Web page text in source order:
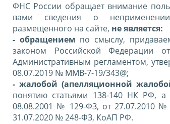
ФНС России обращает внимание
вами сведения о
размещенного на сайте, не является:
- обращением по смыслу,
законом Российской
Административным регламентом,
08.07.2019 № ММВ-7-19/343@;
- жалобой (апелляционной
понятию статьями 138-140 НК РФ,
08.08.2001 № 129-ФЗ, от 27.07.2010
31.07.2020 № 248-ФЗ, КоАП РФ.